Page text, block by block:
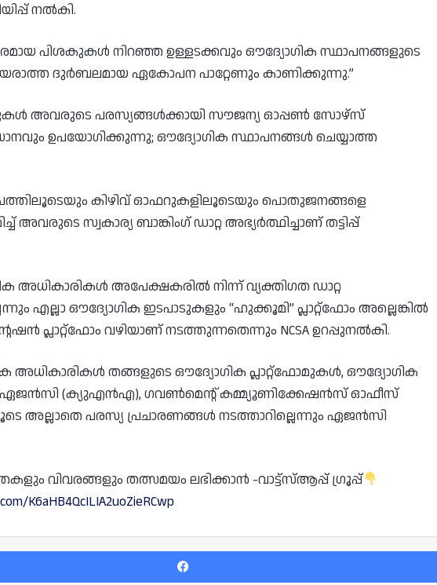
നൽകി.
പിശകുകൾ നിറഞ്ഞ ഉള്ളടക്കവും ഔദ്യോഗിക സ്ഥാപനങ്ങളുടെ
ദുർബലമായ ഏകോപന പാറ്റേണും കാണിക്കുന്നു.”
അവരുടെ പരസ്യങ്ങൾക്കായി സൗജന്യ ഓപ്പൺ സോഴ്‌സ്
ഉപയോഗിക്കുന്നു; ഔദ്യോഗിക സ്ഥാപനങ്ങൾ ചെയ്യാത്ത
കിഴിവ് ഓഫറുകളിലൂടെയും പൊതുജനങ്ങളെ
അവരുടെ സ്വകാര്യ ബാങ്കിംഗ് ഡാറ്റ അഭ്യർത്ഥിച്ചാണ് തട്ടിപ്പ്
അധികാരികൾ അപേക്ഷകരിൽ നിന്ന് വ്യക്തിഗത ഡാറ്റ
എല്ലാ ഔദ്യോഗിക ഇടപാടുകളും “ഹുക്കൂമി” പ്ലാറ്റ്‌ഫോം അല്ലെങ്കിൽ
പ്ലാറ്റ്‌ഫോം വഴിയാണ് നടത്തുന്നതെന്നും NCSA ഉറപ്പുനൽകി.
അധികാരികൾ തങ്ങളുടെ ഔദ്യോഗിക പ്ലാറ്റ്‌ഫോമുകൾ, ഔദ്യോഗിക
ഏജൻസി (ക്യുഎൻഎ), ഗവൺമെന്റ് കമ്മ്യൂണിക്കേഷൻസ് ഓഫീസ്
അല്ലാതെ പരസ്യ പ്രചാരണങ്ങൾ നടത്താറില്ലെന്നും ഏജൻസി
വിവരങ്ങളും തത്സമയം ലഭിക്കാൻ -വാട്ട്സ്ആപ്പ് ഗ്രൂപ്പ്
K6aHB4QcILIA2uoZieRCwp